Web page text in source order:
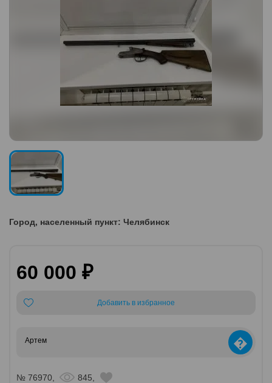
Город, населенный пункт: Челябинск
60 000 ₽
Добавить в избранное
Артем �
№ 76970, 845,